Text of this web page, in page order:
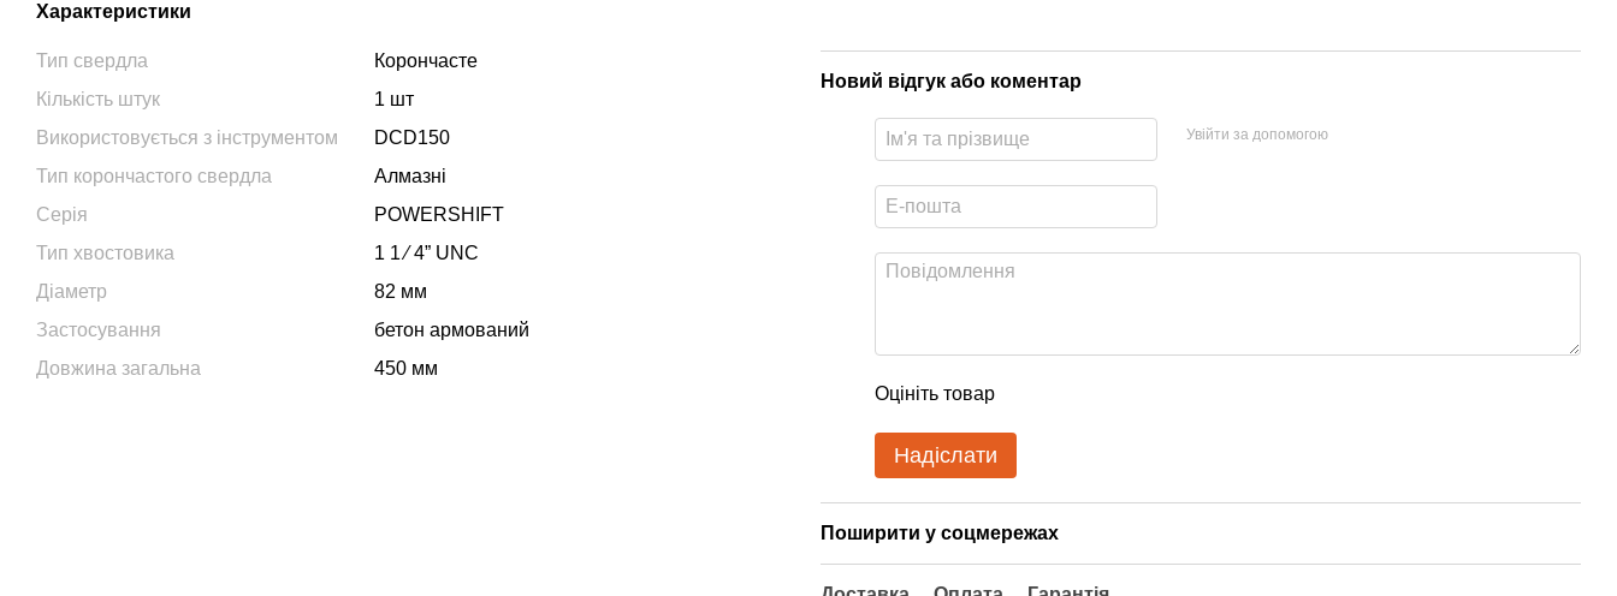
Характеристики
Тип свердла
Корончасте
Кількість штук
1 шт
Використовується з інструментом
DCD150
Тип корончастого свердла
Алмазні
Серія
POWERSHIFT
Тип хвостовика
1 1 ⁄ 4” UNC
Діаметр
82 мм
Застосування
бетон армований
Довжина загальна
450 мм
Новий відгук або коментар
Увійти за допомогою
Оцініть товар
Надіслати
Поширити у соцмережах